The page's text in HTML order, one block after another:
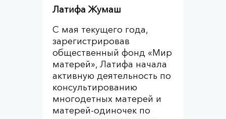
Латифа Жумаш
С мая текущего года,
зарегистрировав
общественный фонд «Мир
матерей», Латифа начала
активную деятельность по
консультированию
многодетных матерей и
матерей-одиночек по